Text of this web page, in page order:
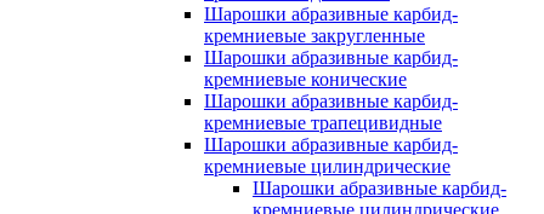
Шарошки абразивные карбид-
кремниевые закругленные
Шарошки абразивные карбид-
кремниевые конические
Шарошки абразивные карбид-
кремниевые трапецивидные
Шарошки абразивные карбид-
кремниевые цилиндрические
Шарошки абразивные карбид-